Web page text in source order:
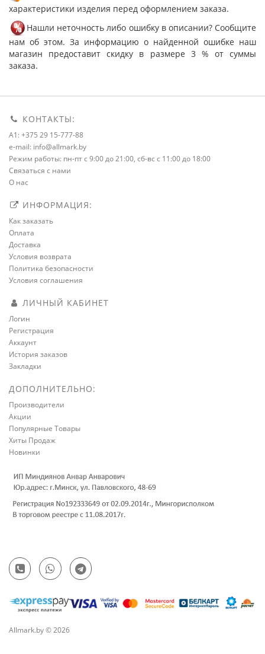
характеристики изделия перед оформлением заказа.
Нашли неточность либо ошибку в описании? Сообщите
нам об этом. За информацию о найденной ошибке наш
магазин предоставит скидку в размере 3 % от суммы
заказа.
КОНТАКТЫ:
A1: +375 29 15-777-88
e-mail: info@allmark.by
Режим работы: пн-пт с 9:00 до 21:00, сб-вс с 11:00 до 18:00
Связаться с нами
О нас
ИНФОРМАЦИЯ:
Как заказать
Оплата
Доставка
Условия возврата
Политика безопасности
Условия соглашения
ЛИЧНЫЙ КАБИНЕТ
Логин
Регистрация
Аккаунт
История заказов
Закладки
ДОПОЛНИТЕЛЬНО:
Производители
Акции
Популярные Товары
Хиты Продаж
Новинки
Allmark.by © 2026